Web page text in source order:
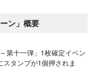
ン」概要
第十一弾」1枚確定イベン
スタンプが1個押されま